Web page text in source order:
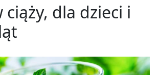
ciąży, dla dzieci i